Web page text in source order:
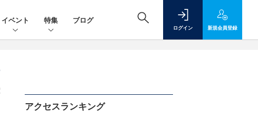
イベント 特集 ブログ
ログイン 新規会員登録
アクセスランキング